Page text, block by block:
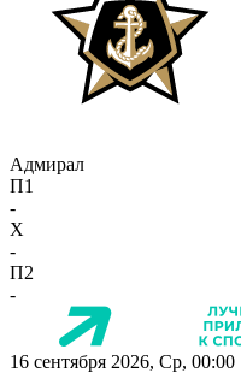
Адмирал
П1
-
X
-
П2
-
16 сентября 2026, Ср, 00:00